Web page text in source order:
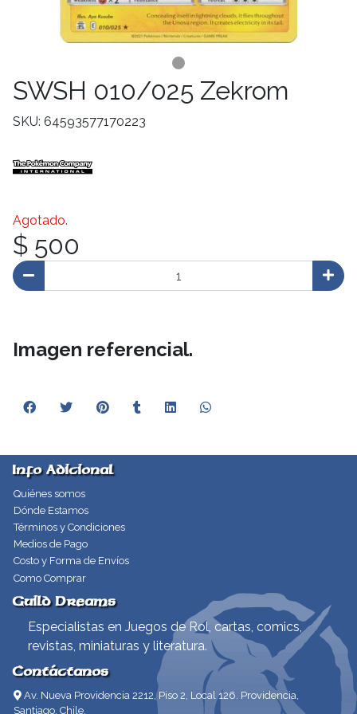
SWSH 010/025 Zekrom
SKU: 64593577170223
Agotado.
$ 500
Imagen referencial.
Info Adicional
Quiénes somos
Dónde Estamos
Términos y Condiciones
Medios de Pago
Costo y Forma de Envíos
Como Comprar
Guild Dreams
Especialistas en Juegos de Rol, cartas, comics,
revistas, miniaturas y literatura.
Contáctanos
Av. Nueva Providencia 2212, Piso 2, Local 126. Providencia,
Santiago, Chile.